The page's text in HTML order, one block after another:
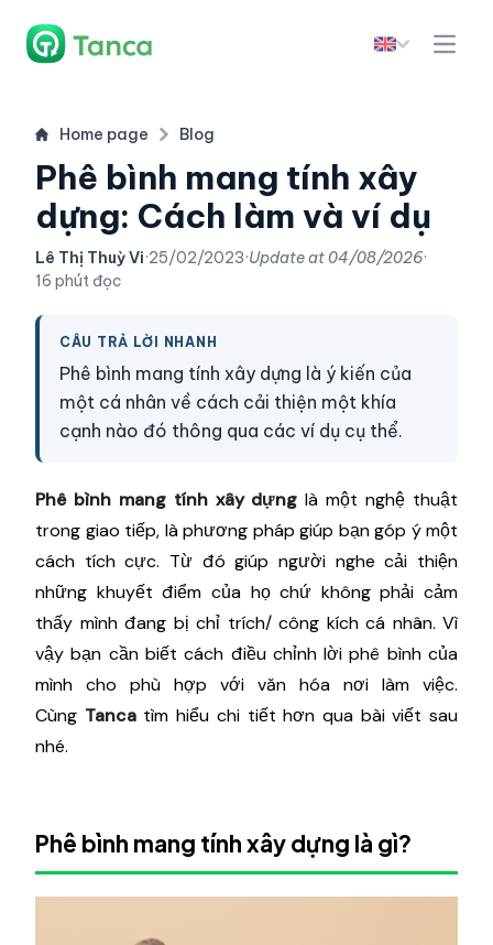
Home page Blog
Phê bình mang tính xây
dựng: Cách làm và ví dụ
Lê Thị Thuỳ Vi·25/02/2023·Update at04/08/2026·
16 phút đọc
CÂU TRẢ LỜI NHANH
Phê bình mang tính xây dựng là ý kiến của
một cá nhân về cách cải thiện một khía
cạnh nào đó thông qua các ví dụ cụ thể.
Phê bình mang tính xây dựng là một nghệ thuật
trong giao tiếp, là phương pháp giúp bạn góp ý một
cách tích cực. Từ đó giúp người nghe cải thiện
những khuyết điểm của họ chứ không phải cảm
thấy mình đang bị chỉ trích/ công kích cá nhân. Vì
vậy bạn cần biết cách điều chỉnh lời phê bình của
mình cho phù hợp với văn hóa nơi làm việc.
Cùng Tancatìm hiểu chi tiết hơn qua bài viết sau
nhé.
Phê bình mang tính xây dựng là gì?